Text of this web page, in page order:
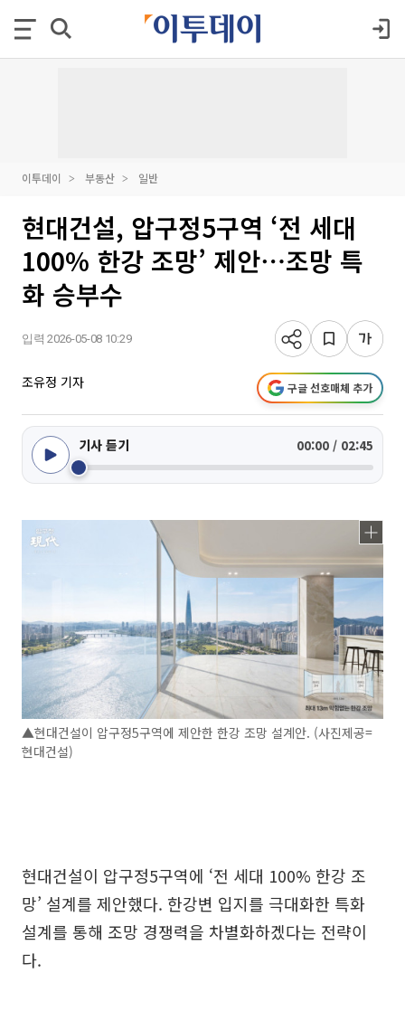
이투데이 부동산 일반
현대건설, 압구정5구역 ‘전 세대
100% 한강 조망’ 제안⋯조망 특
화 승부수
입력 2026-05-08 10:29
조유정 기자 구글 선호매체 추가
기사 듣기 00:00 / 02:45
▲현대건설이 압구정5구역에 제안한 한강 조망 설계안. (사진제공=
현대건설)
현대건설이 압구정5구역에 ‘전 세대 100% 한강 조
망’ 설계를 제안했다. 한강변 입지를 극대화한 특화
설계를 통해 조망 경쟁력을 차별화하겠다는 전략이
다.